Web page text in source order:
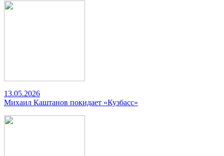
13.05.2026
Михаил Каштанов покидает «Кузбасс»